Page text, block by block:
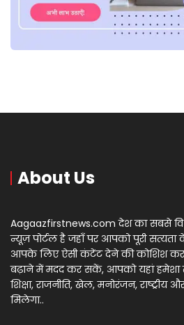
About Us
Aagaazfirstnews.com देश का सबसे
न्यूज़ पोर्टल है जहाँ पर आपको पूरी
आपके लिए ऐसी कंटेंट देने की कोशिश
बढ़ाने में मदद कर सकें, आपको यहां हमेशा
शिक्षा, राजनीति, खेल, मनोरंजन, राष्ट्रीय
मिलेगा..